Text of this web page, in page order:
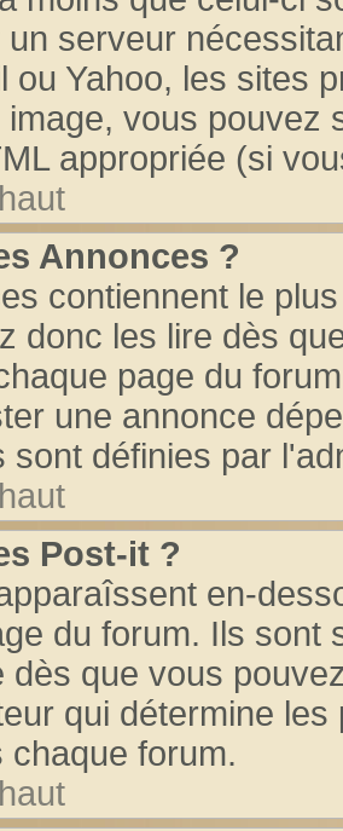
serveur
ou Yahoo, les sites
vous pouvez
appropriée (si
Annonces ?
contiennent le
donc les lire dès
page du
une annonce
sont définies par
Post-it ?
en-
du forum. Ils
dès que vous
qui détermine
chaque forum.